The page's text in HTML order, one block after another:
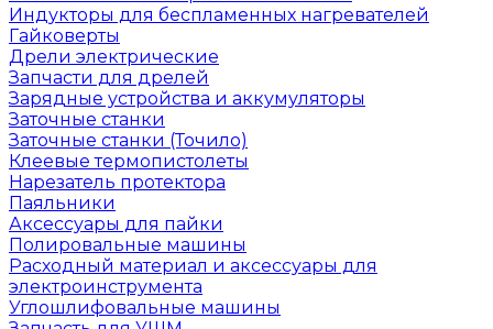
Индукторы для беспламенных нагревателей
Гайковерты
Дрели электрические
Запчасти для дрелей
Зарядные устройства и аккумуляторы
Заточные станки
Заточные станки (Точило)
Клеевые термопистолеты
Нарезатель протектора
Паяльники
Аксессуары для пайки
Полировальные машины
Расходный материал и аксессуары для
электроинструмента
Углошлифовальные машины